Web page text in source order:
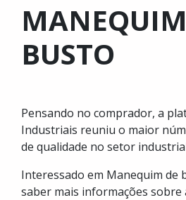
BUSTO
Pensando no comprador, a
Industriais reuniu o maior
de qualidade no setor
Interessado em Manequim de
saber mais informações sobre